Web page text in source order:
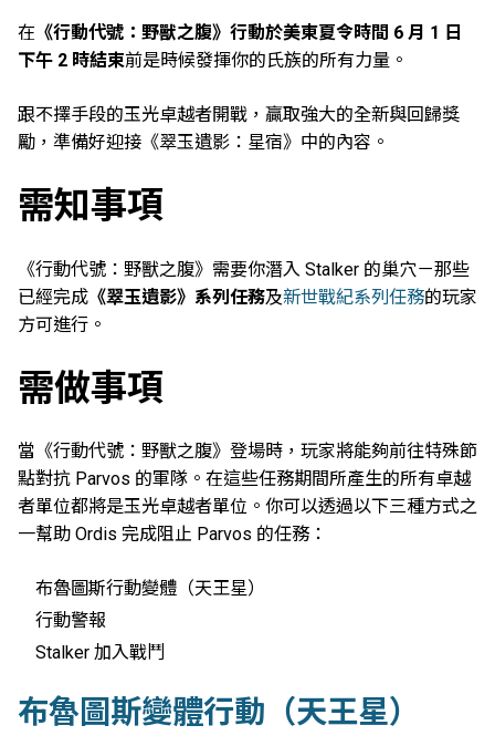
在 《行動代號：野獸之腹》行動於美東夏令時間 6 月 1 日
下午 2 時結束前是時候發揮你的氏族的所有力量。
跟不擇手段的玉光卓越者開戰，贏取強大的全新與回歸獎
勵，準備好迎接《翠玉遺影：星宿》中的內容。
需知事項
《行動代號：野獸之腹》需要你潛入 Stalker 的巢穴－那些
已經完成 《翠玉遺影》系列任務及新世戰紀系列任務的玩家
方可進行。
需做事項
當《行動代號：野獸之腹》登場時，玩家將能夠前往特殊節
點對抗 Parvos 的軍隊。在這些任務期間所產生的所有卓越
者單位都將是玉光卓越者單位。你可以透過以下三種方式之
一幫助 Ordis 完成阻止 Parvos 的任務：
布魯圖斯行動變體（天王星）
行動警報
Stalker 加入戰鬥
布魯圖斯變體行動（天王星）